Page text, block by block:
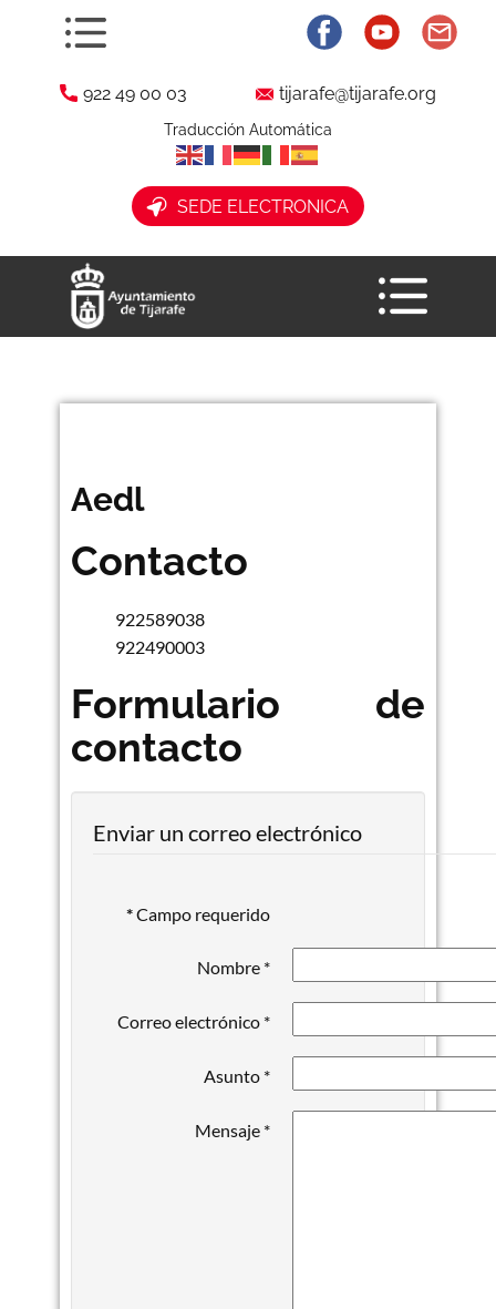
Traducción Automática
922 49 00 03
​ SEDE ELECTRONICA
tijarafe@tijarafe.org
Aedl
Contacto
922589038
922490003
Formulario de
contacto
Enviar un correo electrónico
*Campo requerido
Nombre *
Correo electrónico *
Asunto *
Mensaje *